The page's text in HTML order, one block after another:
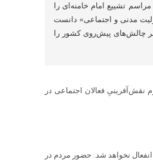
تشییع امام خامنه‌ای را
مدنی و اجتماعی» دانست
چالش‌های پیش‌روی کشور را
نقش‌آفرینیِ فعالان اجتماعی در
نخواهد شد. حضور مردم در